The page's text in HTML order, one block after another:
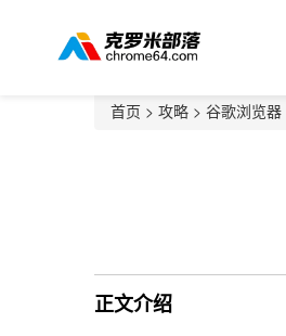
首页 > 攻略 > 谷歌浏览器
正文介绍